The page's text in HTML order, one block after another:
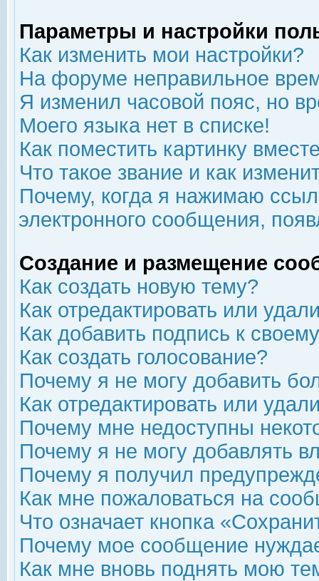
Параметры и настройки
Как изменить мои настройки?
На форуме неправильное
Я изменил часовой пояс, но
Моего языка нет в списке!
Как поместить картинку
Что такое звание и как
Почему, когда я нажимаю
электронного сообщения,
Создание и размещение
Как создать новую тему?
Как отредактировать или
Как добавить подпись к
Как создать голосование?
Почему я не могу добавить
Как отредактировать или
Почему мне недоступны
Почему я не могу добавлять
Почему я получил
Как мне пожаловаться на
Что означает кнопка
Почему мое сообщение
Как мне вновь поднять мою